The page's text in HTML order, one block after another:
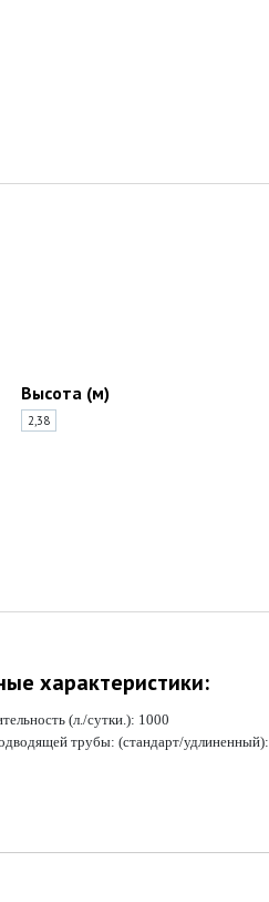
Высота (м)
2,38
характеристики:
(л./сутки.): 1000
трубы: (стандарт/удлиненный):